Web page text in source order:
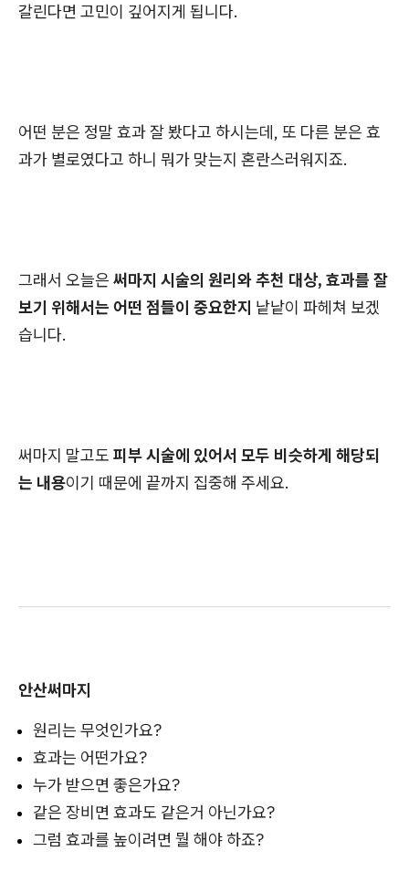
갈린다면 고민이 깊어지게 됩니다.
어떤 분은 정말 효과 잘 봤다고 하시는데, 또 다른 분은 효
과가 별로였다고 하니 뭐가 맞는지 혼란스러워지죠.
그래서 오늘은 써마지 시술의 원리와 추천 대상, 효과를 잘
보기 위해서는 어떤 점들이 중요한지 낱낱이 파헤쳐 보겠
습니다.
써마지 말고도 피부 시술에 있어서 모두 비슷하게 해당되
는 내용이기 때문에 끝까지 집중해 주세요.
안산써마지
원리는 무엇인가요?
효과는 어떤가요?
누가 받으면 좋은가요?
같은 장비면 효과도 같은거 아닌가요?
그럼 효과를 높이려면 뭘 해야 하죠?